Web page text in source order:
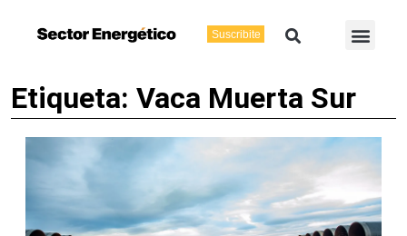
Suscribite Buscar
Etiqueta: Vaca Muerta Sur